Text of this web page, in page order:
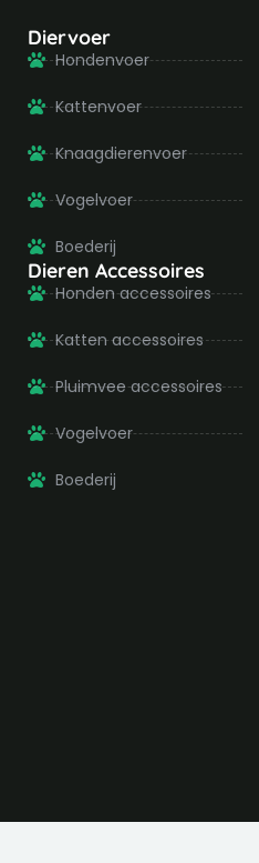
t
e
r
u
b
e
Diervoer
Hondenvoer
Kattenvoer
Knaagdierenvoer
Vogelvoer
Boederij
Dieren Accessoires
Honden accessoires
Katten accessoires
Pluimvee accessoires
Vogelvoer
Boederij